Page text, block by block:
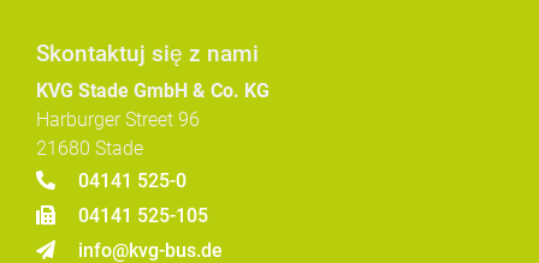
Skontaktuj się z nami
KVG Stade GmbH & Co. KG
Harburger Street 96
21680 Stade
04141 525-0
04141 525-105
info@kvg-bus.de